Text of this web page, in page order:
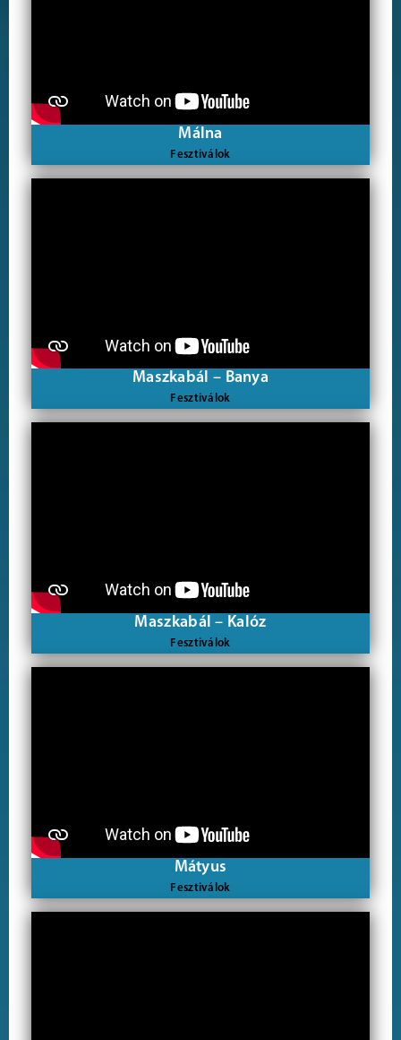
Málna
Fesztiválok
Maszkabál – Banya
Fesztiválok
Maszkabál – Kalóz
Fesztiválok
Mátyus
Fesztiválok